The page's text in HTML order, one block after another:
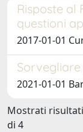
Risposte al
questioni
2017-01-01
2021-01-01
Mostrati
di 4